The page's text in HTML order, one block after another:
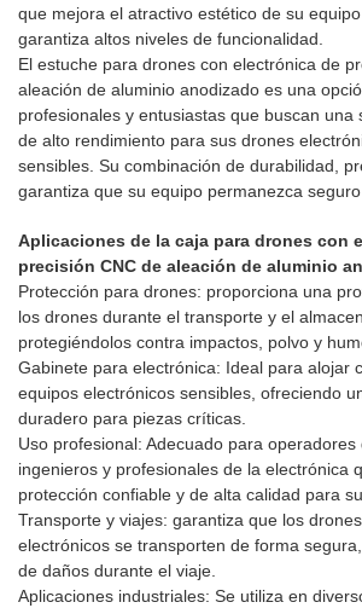
que mejora el atractivo estético de su
garantiza altos niveles de funcionalidad.
El estuche para drones con electrónica de
aleación de aluminio anodizado es una
profesionales y entusiastas que buscan una
de alto rendimiento para sus drones
sensibles. Su combinación de durabilidad,
garantiza que su equipo permanezca
Aplicaciones de la caja para drones con
precisión CNC de aleación de aluminio
Protección para drones: proporciona una
los drones durante el transporte y el
protegiéndolos contra impactos, polvo y
Gabinete para electrónica: Ideal para alojar
equipos electrónicos sensibles, ofreciendo
duradero para piezas críticas.
Uso profesional: Adecuado para operadores
ingenieros y profesionales de la electrónica
protección confiable y de alta calidad para
Transporte y viajes: garantiza que los
electrónicos se transporten de forma
de daños durante el viaje.
Aplicaciones industriales: Se utiliza en